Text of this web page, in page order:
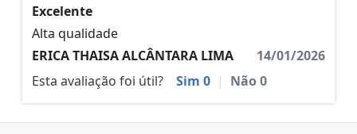
Excelente
Alta qualidade
ERICA THAISA ALCÂNTARA LIMA
14/01/2026
Esta avaliação foi útil?
Sim 0 | Não0